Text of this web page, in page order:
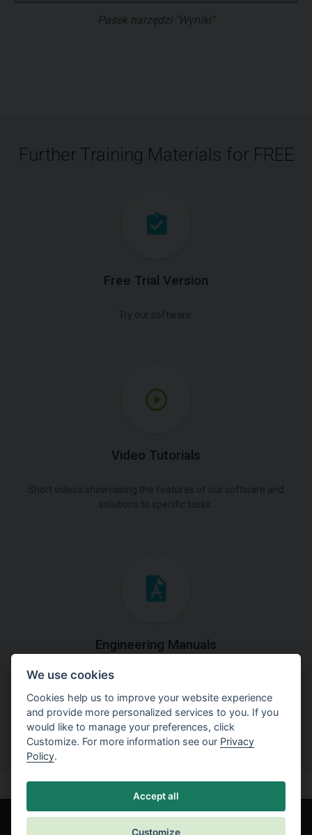
Pasek narzędzi "Wyniki"
Further Training Materials for FREE
Free Trial Version
Video Tutorials
Engineering Manuals
Step by steps guides on how
to solve a specific tasks.
We use cookies
Cookies help us to improve your website experience
and provide more personalized services to you. If you
would like to manage your preferences, click
Customize. For more information see our Privacy
Policy.
Accept all
Customize